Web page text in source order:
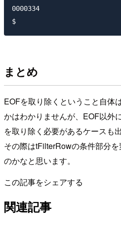
0000334
まとめ
EOFを取り除くということ自体
かはわかりませんが、EOF以外
を取り除く必要があるケースも
その際はtFilterRowの条件部分
のかなと思います。
この記事をシェアする
関連記事